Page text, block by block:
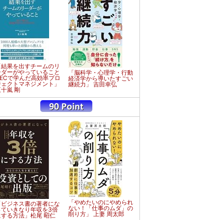
果を出すチームのリ
ーがやっていること
で学んだ高効率プロ
クトマネジメント」
嵐 剛
「脳科学・心理学・行動
経済学から導いたすごい
継続力」 吉田幸弘
ジネス書の著者にな
いきなり年収を3倍
る方法」松尾 昭仁
「やめたいのにやめられ
ない！「仕事のムダ」の
削り方」 上妻 周太郎